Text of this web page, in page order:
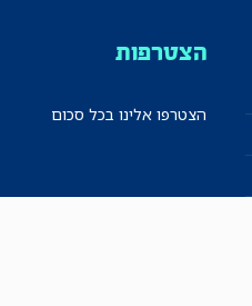
הצטרפות
הצטרפו אלינו בכל סכום